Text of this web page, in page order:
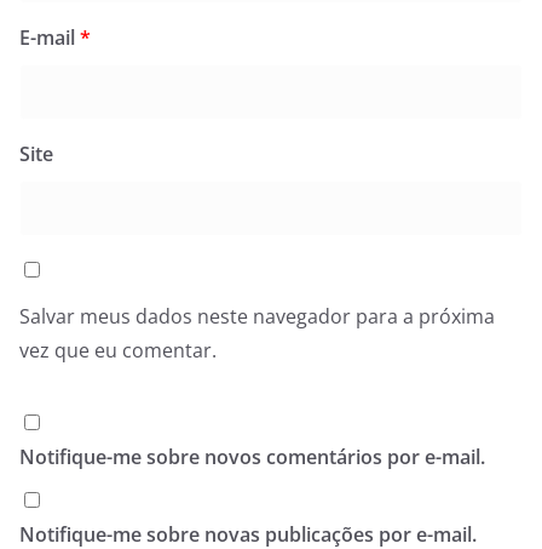
E-mail*
Site
Salvar meus dados neste navegador para a próxima
vez que eu comentar.
Notifique-me sobre novos comentários por e-mail.
Notifique-me sobre novas publicações por e-mail.